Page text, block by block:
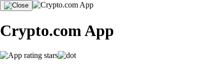
Crypto.com App